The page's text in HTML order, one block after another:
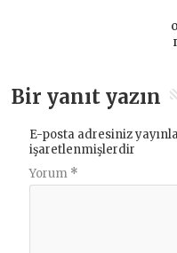
Bir yanıt yazın
E-posta adresiniz
işaretlenmişlerdir
Yorum *